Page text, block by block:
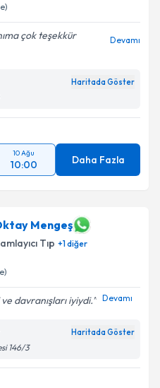
çok teşekkür
Devamı
Haritada Göster
10 Ağu
10:00 Daha Fazla
Mengeş
Tıp +1diğer
davranışları iyiydi. Devamı
Haritada Göster
146/3